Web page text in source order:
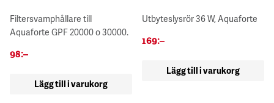
Filtersvamphållare till
Aquaforte GPF 20000 o 30000.
98:–
Lägg till i varukorg
Utbyteslysrör 36 W, Aquaforte
169:–
Lägg till i varukorg